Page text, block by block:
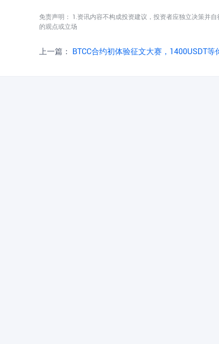
免责声明： 1.资讯内容不构成投资建议，投资者应独立决策并
的观点或立场
上一篇： BTCC合约初体验征文大赛，1400USDT等你来